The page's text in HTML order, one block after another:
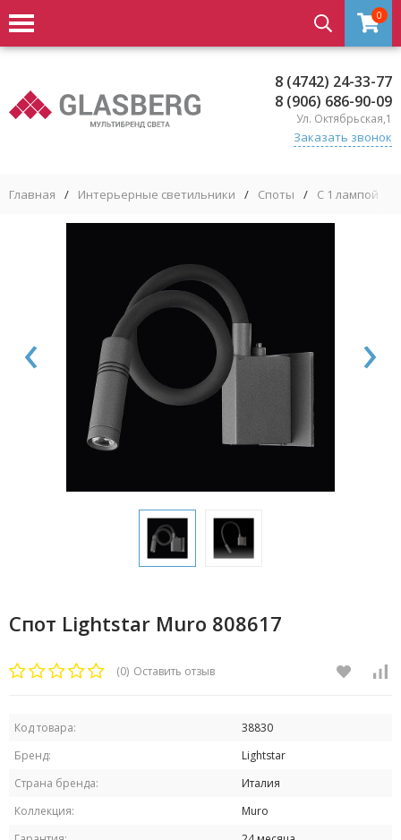
0
8 (4742) 24-33-77
8 (906) 686-90-09
Ул. Октябрьская,1
Заказать звонок
Главная / Интерьерные светильники / Споты / С 1 лампой
‹ ›
Спот Lightstar Muro 808617
(0) Оставить отзыв
Код товара:
38830
Бренд:
Lightstar
Страна бренда:
Италия
Коллекция:
Muro